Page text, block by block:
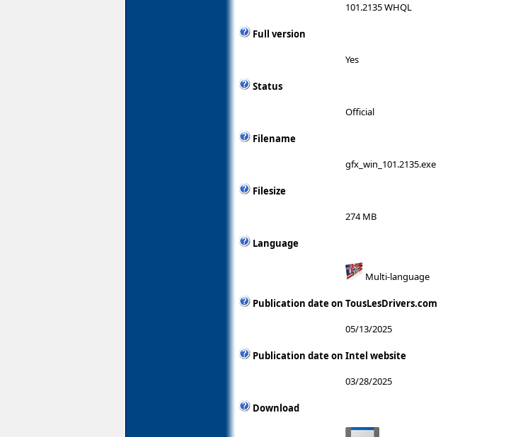
101.2135 WHQL
Full version
Yes
Status
Official
Filename
gfx_win_101.2135.exe
Filesize
274 MB
Language
Multi-language
Publication date on TousLesDrivers.com
05/13/2025
Publication date on Intel website
03/28/2025
Download